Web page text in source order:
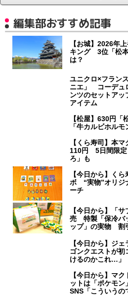
編集部おすすめ記事
【お城】2026年
キング 3位「松
は？
ユニクロ×フラン
ニエ」 コーデュ
ンツのセットア
アイテム
【松屋】630円
「牛カルビホルモ
【くら寿司】本
110円 5日間限
ろ」も
【今日から】く
ボ “実物”オリジ
ーチ
【今日から】「
売 特製「保冷バ
ップ」の実物 割
【今日から】ジ
ゴンクエストが
けるのかこれ…」
【今日から】マ
ットは「ポケモ
SNS「こういうの